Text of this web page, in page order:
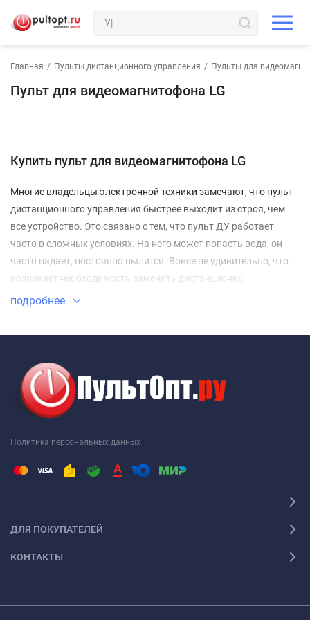
Главная / Пульты дистанционного управления / Пульты для
Пульт для видеомагнитофона LG
Купить пульт для видеомагнитофона LG
Многие владельцы электронной техники замечают, что пульт
дистанционного управления быстрее выходит из строя, чем
все устройство. Это связано с тем, что пульт ДУ работает
часто в сложных условиях. На него может попасть вода, он
часто падает, постоянно пылится. Вовсе не удивительно, что
возникает необходимость заменить дистанционку.
Ваш пульт для видеомагнитофона LG
часто требуется новый пульт для видеомагнитофона LG
именно этой марки. Перед тем как купить пульт для
видеомагнитофона LG, необходимо точно выяснить модель
своей техники. Дело в том, что почти каждый пульт ДУ
выборе, вы получите просто красивое устройство, которое не
будет работать с вашей техникой. Поэтому, решив купить
проконсультироваться с грамотным специалистом. Например,
работает с пультом 2005 года выпуска. Так что будьте
внимательны!
подробнее
Политика персональных данных
ДЛЯ ПОКУПАТЕЛЕЙ
КОНТАКТЫ